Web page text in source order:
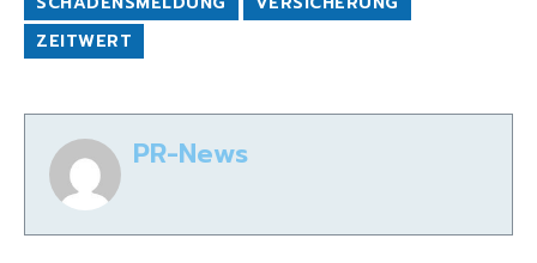
ZEITWERT
PR-News